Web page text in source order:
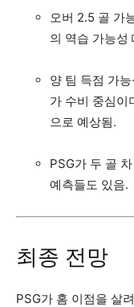
오버 2.5 골 가
의 역습 가능성
양 팀 득점 가
가 수비 중심이
으로 예상됨.
PSG가 두 골
예측들도 있음.
최종 전망
PSG가 홈 이점을 살